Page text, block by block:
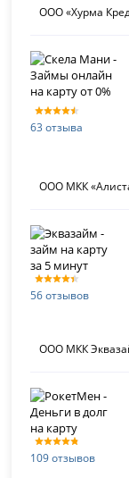
ООО «Хурма
63 отзыва
ООО МКК
56 отзывов
ООО МКК
109 отзывов